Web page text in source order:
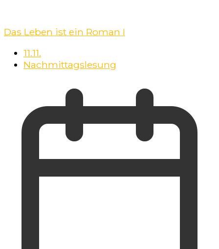
Das Leben ist ein Roman I
11.11.
Nachmittagslesung